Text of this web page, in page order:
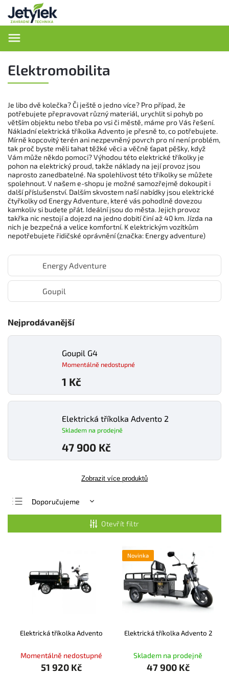
Elektromobilita
Je libo dvě kolečka? Či ještě o jedno více? Pro případ, že
potřebujete přepravovat různý materiál, urychlit si pohyb po
větším objektu nebo třeba po vsi či městě, máme pro Vás řešení.
Nákladní elektrická tříkolka Advento je přesně to, co potřebujete.
Mírně kopcovitý terén ani nezpevněný povrch pro ní není problém,
tak proč byste měli tahat těžké věci a věčně ťapat pěšky, když
Vám může někdo pomoci? Výhodou této elektrické tříkolky je
pohon na elektrický proud, takže náklady na její provoz jsou
naprosto zanedbatelné. Na spolehlivost této tříkolky se můžete
spolehnout. V našem e-shopu je možné samozřejmě dokoupit i
další příslušenství. Dalším skvostem naší nabídky jsou elektrické
čtyřkolky od Energy Adventure, které vás pohodlně dovezou
kamkoliv si budete přát. Ideální jsou do města. Jejich provoz
takřka nic nestojí a dojezd na jedno dobití činí až 40 km. Jízda na
nich je bezpečná a velice komfortní. K elektrickým vozítkům
nepotřebujete řidičské oprávnění (​značka: Energy adventure)
Energy Adventure
Goupil
Nejprodávanější
Goupil G4
Momentálně nedostupné
1 Kč
Elektrická tříkolka Advento 2
Skladem na prodejně
47 900 Kč
Zobrazit více produktů
Doporučujeme
Nejdražší
Abecedně
Otevřít filtr
Elektrická tříkolka Advento
Momentálně nedostupné
51 920 Kč
Novinka
Elektrická tříkolka Advento 2
Skladem na prodejně
47 900 Kč